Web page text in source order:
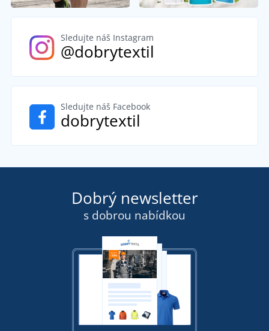
Sledujte náš Instagram
@dobrytextil
Sledujte náš Facebook
dobrytextil
Dobrý newsletter
s dobrou nabídkou